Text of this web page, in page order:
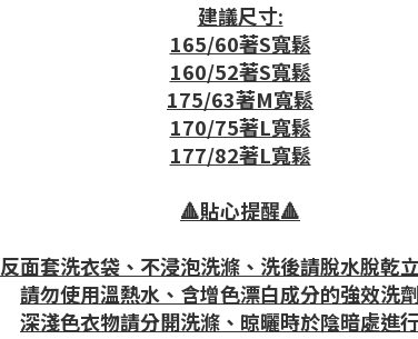
建議尺寸:
165/60著S寬鬆
160/52著S寬鬆
175/63著M寬鬆
170/75著L寬鬆
177/82著L寬鬆
🔺貼心提醒🔺
反面套洗衣袋、不浸泡洗滌、洗後請脫水脫乾
請勿使用溫熱水、含增色漂白成分的強效洗
深淺色衣物請分開洗滌、晾曬時於陰暗處進